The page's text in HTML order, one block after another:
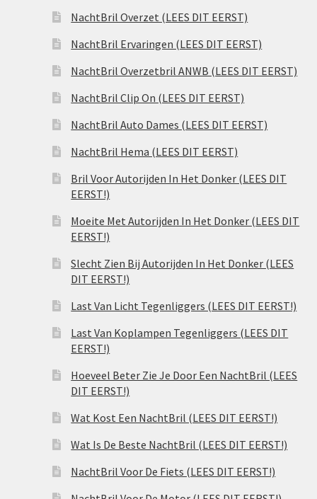
NachtBril Overzet (LEES DIT EERST)
NachtBril Ervaringen (LEES DIT EERST)
NachtBril Overzetbril ANWB (LEES DIT EERST)
NachtBril Clip On (LEES DIT EERST)
NachtBril Auto Dames (LEES DIT EERST)
NachtBril Hema (LEES DIT EERST)
Bril Voor Autorijden In Het Donker (LEES DIT
EERST!)
Moeite Met Autorijden In Het Donker (LEES DIT
EERST!)
Slecht Zien Bij Autorijden In Het Donker (LEES
DIT EERST!)
Last Van Licht Tegenliggers (LEES DIT EERST!)
Last Van Koplampen Tegenliggers (LEES DIT
EERST!)
Hoeveel Beter Zie Je Door Een NachtBril (LEES
DIT EERST!)
Wat Kost Een NachtBril (LEES DIT EERST!)
Wat Is De Beste NachtBril (LEES DIT EERST!)
NachtBril Voor De Fiets (LEES DIT EERST!)